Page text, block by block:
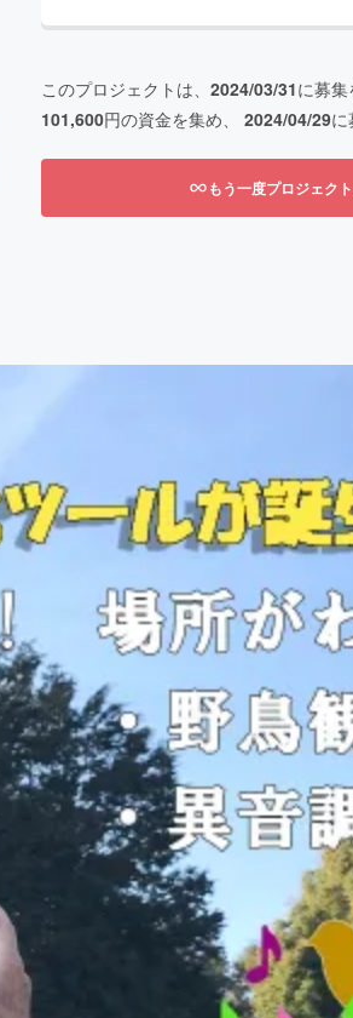
このプロジェクトは、 2024/03/31に募集
101,600円の資金を集め、 2024/04/29
もう一度プロジェク